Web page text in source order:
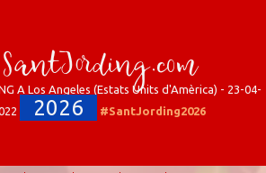
SantJording.com
A Los Angeles (Estats Units d'Amèrica) - 23-04-
2026 #SantJording2026